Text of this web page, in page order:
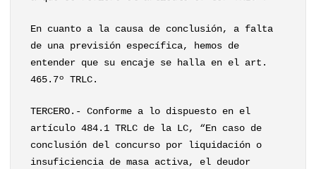
En cuanto a la causa de conclusión, a falta
de una previsión específica, hemos de
entender que su encaje se halla en el art.
465.7º TRLC.
TERCERO.- Conforme a lo dispuesto en el
artículo 484.1 TRLC de la LC, “En caso de
conclusión del concurso por liquidación o
insuficiencia de masa activa, el deudor